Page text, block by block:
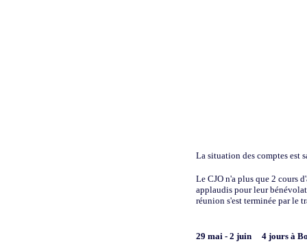
La situation des comptes est
Le CJO n'a plus que 2 cours
applaudis pour leur
réunion s'est terminée par le
29 mai - 2 juin 4 jours à